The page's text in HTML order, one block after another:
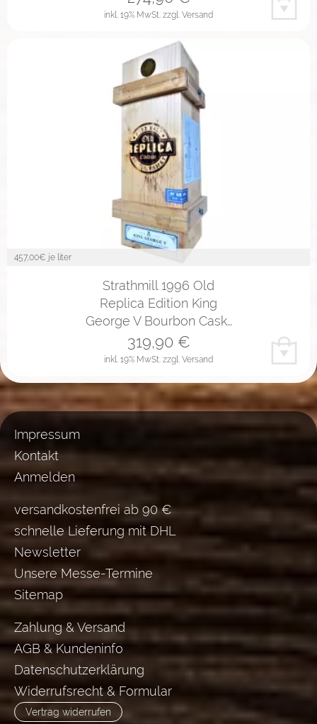
inkl. 19% MwSt. zzgl. Versand
457,00€ je liter
Strathmill 1996 Old
Replica Edition King
George V Bourbon Cask…
inkl. 19% MwSt. zzgl. Versand
319,90€
Impressum
Kontakt
Anmelden
versandkostenfrei ab 90 €
schnelle Lieferung mit DHL
Newsletter
Unsere Messe-Termine
Sitemap
Zahlung & Versand
AGB & Kundeninfo
Datenschutzerklärung
Widerrufsrecht & Formular
Vertrag widerrufen